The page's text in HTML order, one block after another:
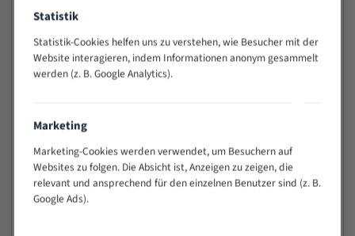
Widerstandsfähig gegen Zahnbruch auch bei
schwierigen Werkstücken (Materialmischung,
wechselnde Verbindungslängen)
Sehr geringe Vibration
Technische Beschreibung:
Positiver Spanwinkel
Bandkörper aus hochlegiertem Federstahl
Legierte HSS-beschichtete Zahnspitzen
Statistik
Statistik-Cookies helfen uns zu verstehen, wie Besucher mit der
Website interagieren, indem Informationen anonym gesammelt
werden (z. B. Google Analytics).
Marketing
Marketing-Cookies werden verwendet, um Besuchern auf
Websites zu folgen. Die Absicht ist, Anzeigen zu zeigen, die
relevant und ansprechend für den einzelnen Benutzer sind (z. B.
Google Ads).